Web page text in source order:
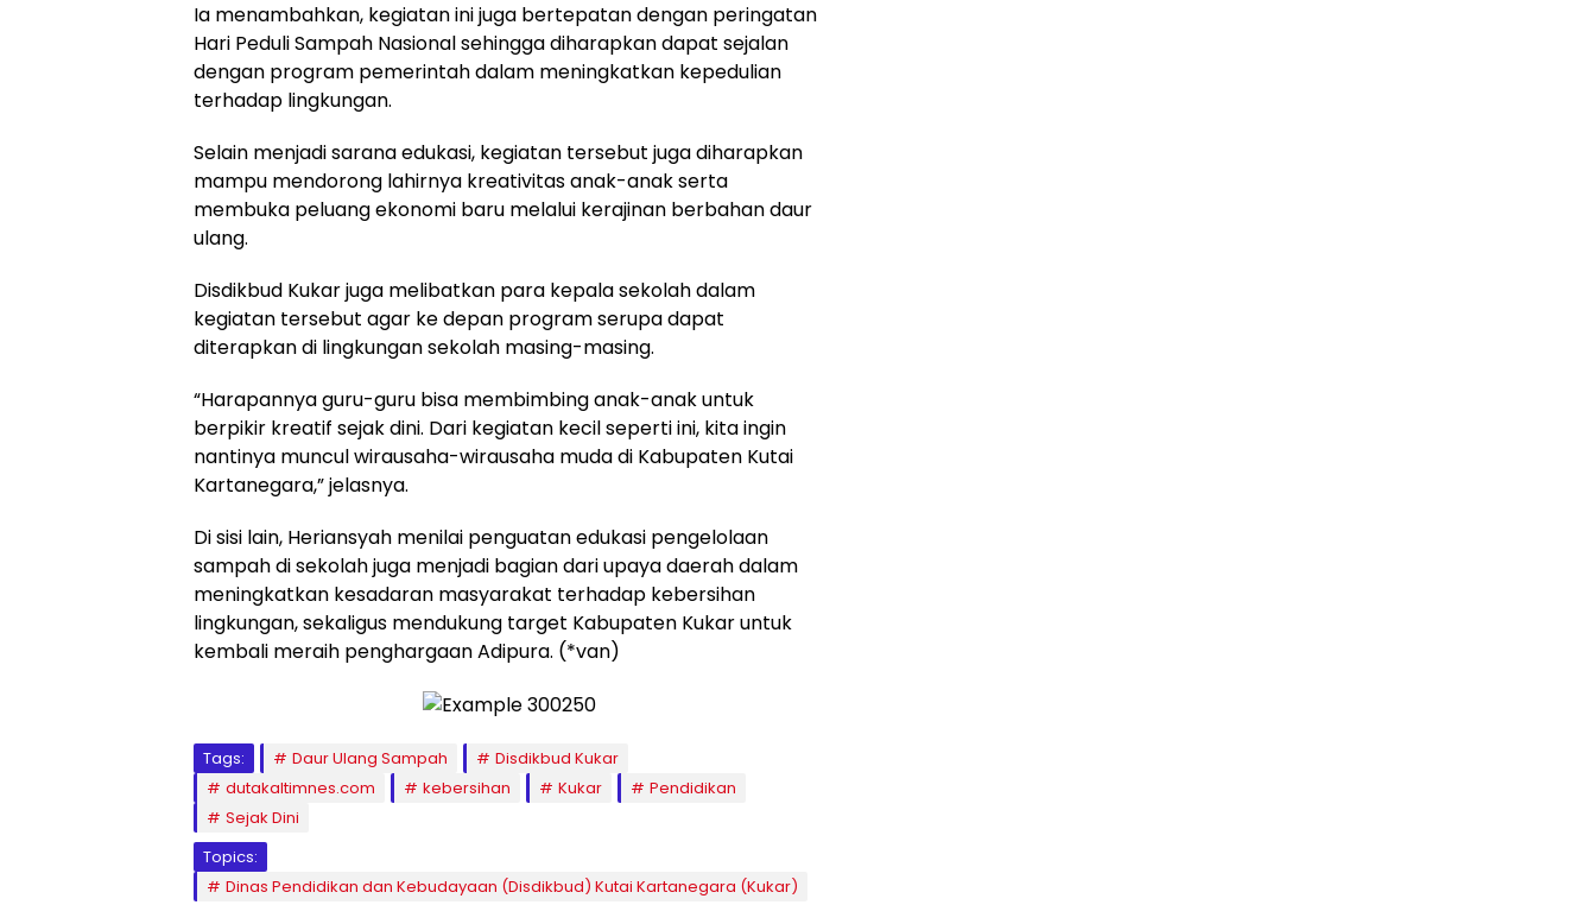
Ia menambahkan, kegiatan ini juga bertepatan dengan peringatan
Hari Peduli Sampah Nasional sehingga diharapkan dapat sejalan
dengan program pemerintah dalam meningkatkan kepedulian
terhadap lingkungan.
Selain menjadi sarana edukasi, kegiatan tersebut juga diharapkan
mampu mendorong lahirnya kreativitas anak-anak serta
membuka peluang ekonomi baru melalui kerajinan berbahan daur
ulang.
Disdikbud Kukar juga melibatkan para kepala sekolah dalam
kegiatan tersebut agar ke depan program serupa dapat
diterapkan di lingkungan sekolah masing-masing.
“Harapannya guru-guru bisa membimbing anak-anak untuk
berpikir kreatif sejak dini. Dari kegiatan kecil seperti ini, kita ingin
nantinya muncul wirausaha-wirausaha muda di Kabupaten Kutai
Kartanegara,” jelasnya.
Di sisi lain, Heriansyah menilai penguatan edukasi pengelolaan
sampah di sekolah juga menjadi bagian dari upaya daerah dalam
meningkatkan kesadaran masyarakat terhadap kebersihan
lingkungan, sekaligus mendukung target Kabupaten Kukar untuk
kembali meraih penghargaan Adipura. (*van)
Tags: Daur Ulang Sampah
Disdikbud Kukar
dutakaltimnes.com
kebersihan Kukar
Pendidikan
Sejak Dini
Topics:
Dinas Pendidikan dan Kebudayaan (Disdikbud) Kutai Kartanegara (Kukar)